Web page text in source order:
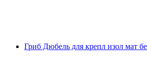
Гриб Дюбель для крепл изол мат